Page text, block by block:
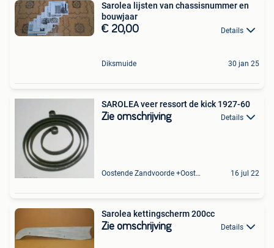
Sarolea lijsten van chassisnummer en
bouwjaar
€ 20,00 Details
Diksmuide 30 jan 25
SAROLEA veer ressort de kick 1927-60
Zie omschrijving Details
Oostende Zandvoorde +Oostende 16 jul 22
Sarolea kettingscherm 200cc
Zie omschrijving Details